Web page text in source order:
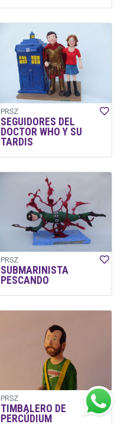
PRSZ
SEGUIDORES DEL
DOCTOR WHO Y SU
TARDIS
PRSZ
SUBMARINISTA
PESCANDO
PRSZ
TIMBALERO DE
PERCÚDIUM